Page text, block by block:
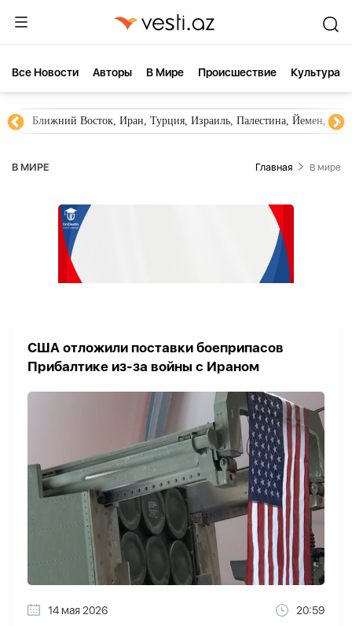
Все Новости Aвторы В Мире Происшествие Культура
Ближний Восток, Иран, Турция, Израиль, Палестина, Йемен,
В МИРЕ Главная В мире
США отложили поставки боеприпасов
Прибалтике из-за войны с Ираном
14 мая 2026 20:59